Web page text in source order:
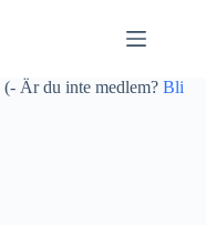
(- Är du inte medlem? Bli